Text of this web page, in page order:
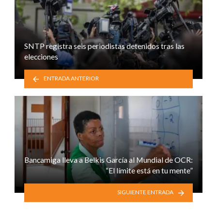
SNTP registra seis periodistas detenidos tras las
elecciones
ENTRADA ANTERIOR
Bancamiga lleva a Belkis García al Mundial de OCR:
“El límite está en tu mente”
SIGUIENTE ENTRADA